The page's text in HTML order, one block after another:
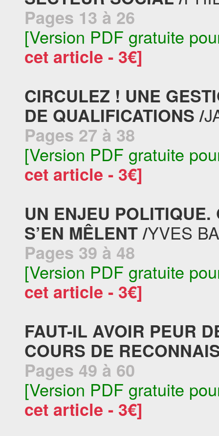
Pages 13 à 26
[Version PDF gratuite
cet article - 3€]
CIRCULEZ ! UNE
DE QUALIFICATIONS /
Pages 27 à 38
[Version PDF gratuite
cet article - 3€]
UN ENJEU
S’EN MÊLENT /YVES
Pages 39 à 48
[Version PDF gratuite
cet article - 3€]
FAUT-IL AVOIR PEUR
COURS DE
Pages 49 à 60
[Version PDF gratuite
cet article - 3€]